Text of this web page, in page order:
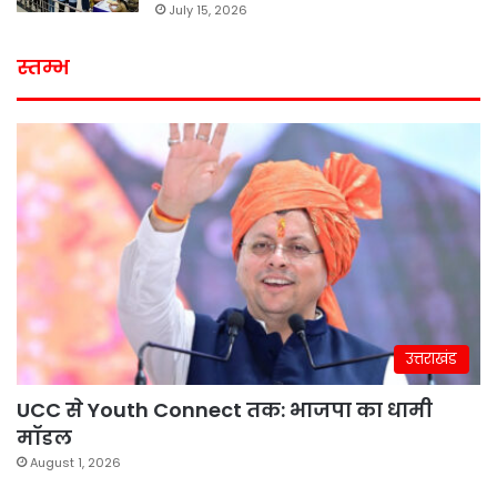
July 15, 2026
स्तम्भ
उत्तराखंड
UCC से Youth Connect तक: भाजपा का धामी
मॉडल
August 1, 2026